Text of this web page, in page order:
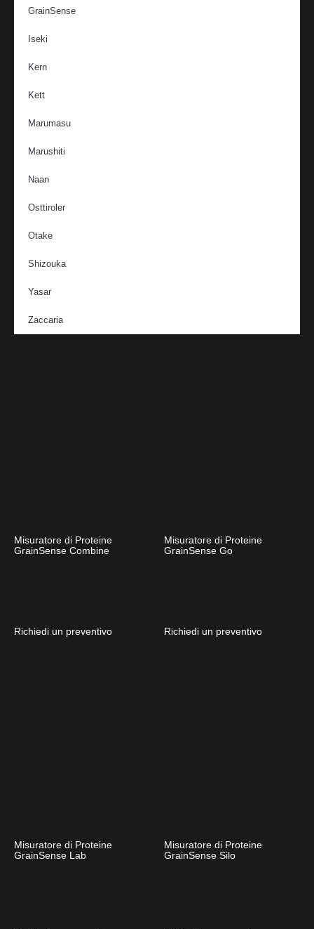
GrainSense
Iseki
Kern
Kett
Marumasu
Marushiti
Naan
Osttiroler
Otake
Shizouka
Yasar
Zaccaria
Misuratore di Proteine
GrainSense Combine
Richiedi un preventivo
Misuratore di Proteine
GrainSense Go
Richiedi un preventivo
Misuratore di Proteine
GrainSense Lab
Misuratore di Proteine
GrainSense Silo